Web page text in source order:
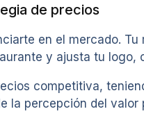
de precios
en el mercado.
y ajusta tu logo,
competitiva,
la percepción del valor